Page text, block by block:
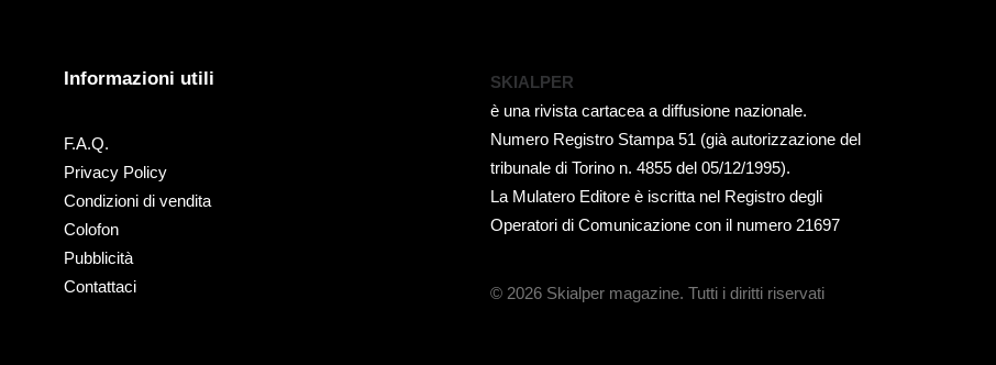
Informazioni utili
F.A.Q.
Privacy Policy
Condizioni di vendita
Colofon
Pubblicità
Contattaci
SKIALPER
è una rivista cartacea a diffusione nazionale.
Numero Registro Stampa 51 (già autorizzazione del
tribunale di Torino n. 4855 del 05/12/1995).
La Mulatero Editore è iscritta nel Registro degli
Operatori di Comunicazione con il numero 21697
© 2026 Skialper magazine. Tutti i diritti riservati